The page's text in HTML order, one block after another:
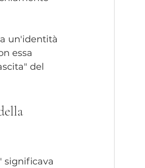
un'identità
essa
del
significava